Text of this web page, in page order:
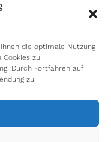
die optimale Nutzung
zu
Durch Fortfahren auf
zu.
für Arbeit,